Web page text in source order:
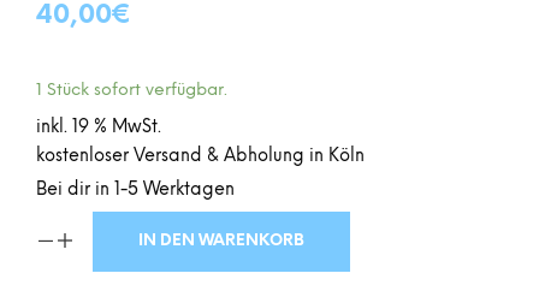
40,00€
1 Stück sofort verfügbar.
inkl. 19 % MwSt.
kostenloser Versand & Abholung in Köln
Bei dir in 1-5 Werktagen
IN DEN WARENKORB